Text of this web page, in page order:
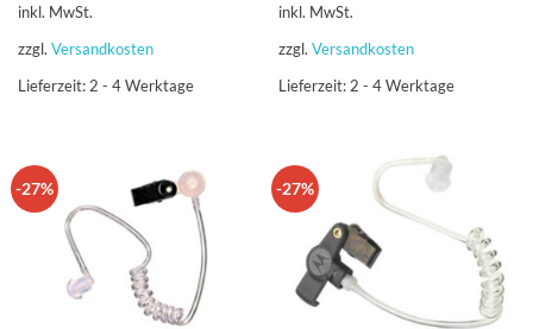
inkl. MwSt.
zzgl. Versandkosten
Lieferzeit: 2 - 4 Werktage
inkl. MwSt.
zzgl. Versandkosten
Lieferzeit: 2 - 4 Werktage
-27% -27%